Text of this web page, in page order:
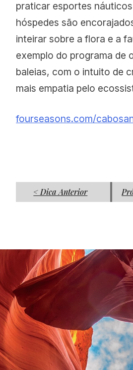
praticar esportes
hóspedes são
inteirar sobre a flora e a
exemplo do programa de
baleias, com o intuito de
mais empatia pelo
fourseasons.com/
< Dica Anterior